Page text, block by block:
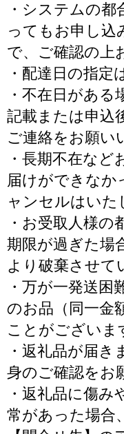
・システムの
ってもお申し込
で、ご確認の上
・配達日の指定
・不在日がある
記載または申込
ご連絡をお願い
・長期不在など
届けができなか
ャンセルはいた
・お受取人様
期限が過ぎた場
より破棄させて
・万が一発送困
のお品（同一金
ことがございま
・返礼品が届
身のご確認をお
・返礼品に傷み
常があった場合